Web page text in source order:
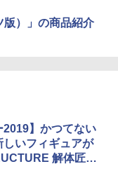
）」の商品紹介
2019】かつてない
いフィギュアが
解体匠機